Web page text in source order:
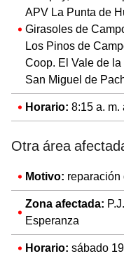
APV La Punta de
Girasoles de
Los Pinos de
Coop. El Vale de
San Miguel de
Horario: 8:15 a. m.
Otra área
Motivo: reparación
Zona afectada:
Esperanza
Horario: sábado